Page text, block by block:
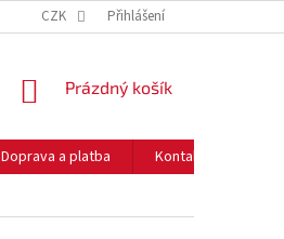
NEJČASTĚJŠÍ OTÁZKY
CZK Přihlášení
NÁKUPNÍ
Prázdný košík
Doprava a platba Kontakty